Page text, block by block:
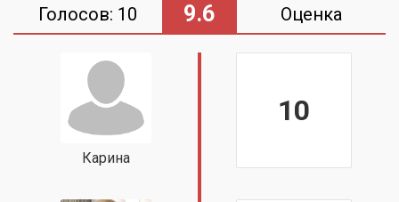
Голосов: 10 9.6 Оценка
Карина
10